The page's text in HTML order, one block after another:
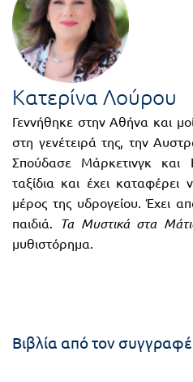
είναι
FUN!
Παιδικό
βιβλίο
Χάρτες
Πανεπιστημιακά
Ορθόδοξα
χριστιανικά
Β΄
Τάξη
Γ΄
Τάξη
Δ΄
Ε΄
Τάξη
Κατερίνα Λούρου
Γεννήθηκε στην Αθήνα και
στη γενέτειρά της, την
Σπούδασε Μάρκετινγκ και
ταξίδια και έχει
μέρος της υδρογείου. Έχει
παιδιά. Τα Μυστικά στα
μυθιστόρημα.
Βιβλία από τον